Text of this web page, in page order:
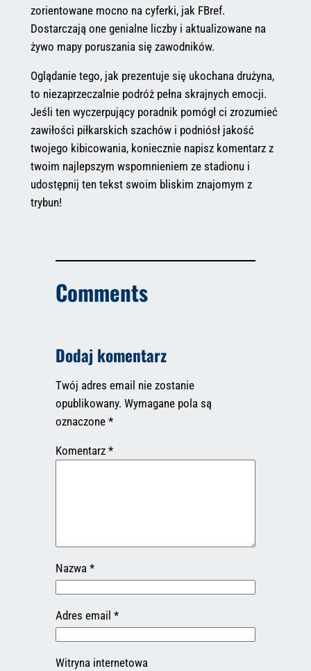
zorientowane mocno na cyferki, jak FBref.
Dostarczają one genialne liczby i aktualizowane na
żywo mapy poruszania się zawodników.
Oglądanie tego, jak prezentuje się ukochana drużyna,
to niezaprzeczalnie podróż pełna skrajnych emocji.
Jeśli ten wyczerpujący poradnik pomógł ci zrozumieć
zawiłości piłkarskich szachów i podniósł jakość
twojego kibicowania, koniecznie napisz komentarz z
twoim najlepszym wspomnieniem ze stadionu i
udostępnij ten tekst swoim bliskim znajomym z
trybun!
Comments
Dodaj komentarz
Twój adres email nie zostanie
opublikowany. Wymagane pola są
oznaczone *
Komentarz *
Nazwa *
Adres email *
Witryna internetowa